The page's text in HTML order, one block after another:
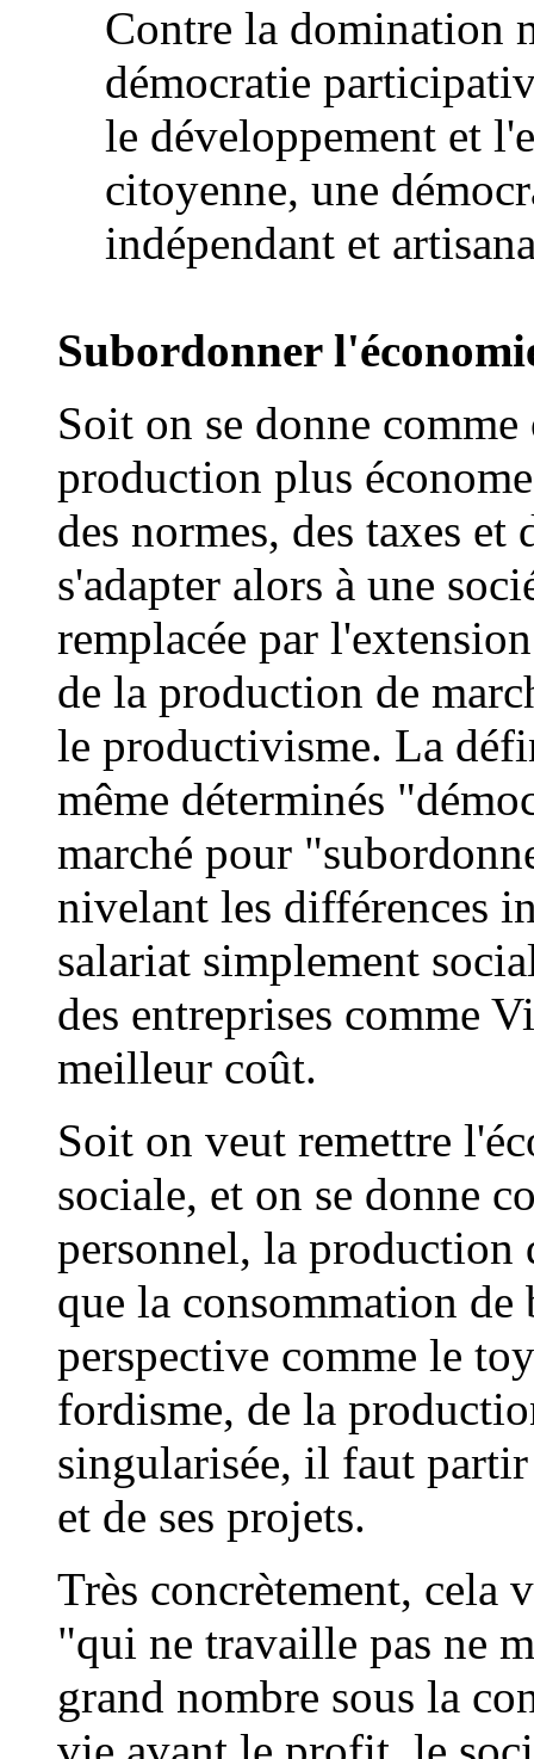
Contre la domination
démocratie
le développement et
citoyenne, une
indépendant et
Subordonner
Soit on se donne
production plus
des normes, des taxes
s'adapter alors à une
remplacée par
de la production de
le productivisme. La
même déterminés
marché pour
nivelant les différences
salariat simplement
des entreprises comme
meilleur coût.
Soit on veut remettre
sociale, et on se donne
personnel, la
que la consommation de
perspective comme le
fordisme, de la
singularisée, il faut partir
et de ses projets.
Très concrètement, cela
"qui ne travaille pas ne
grand nombre sous la